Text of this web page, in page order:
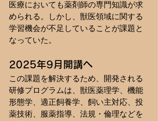
医療においても薬剤師の専門知識が求
められる。しかし、獣医領域に関する
学習機会が不足していることが課題と
なっていた。
2025年9月開講へ
この課題を解決するため、開発される
研修プログラムは、獣医薬理学、機能
形態学、適正飼養学、飼い主対応、投
薬技術、服薬指導、法規・倫理などを